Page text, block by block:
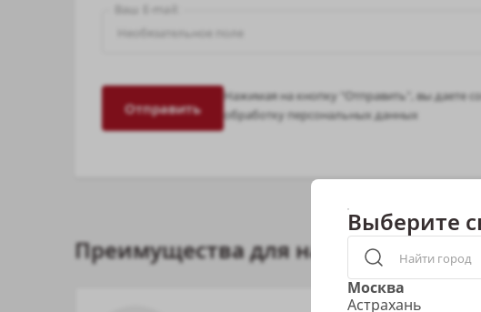
Ваш E-mail:
Нажимая на кнопку "Отправить", вы даете
обработку персональных данных
Отправить
Преимущества для наших
Выберите
Москва
Астрахань